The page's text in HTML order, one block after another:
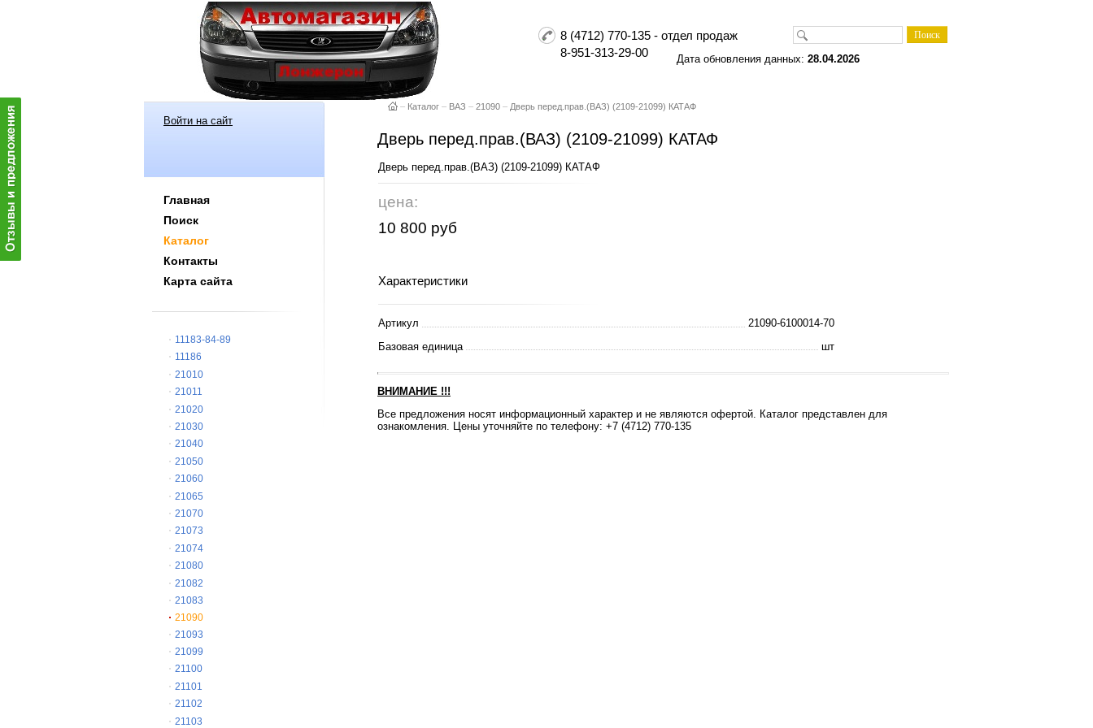
8 (4712) 770-135 - отдел продаж
8-951-313-29-00
Дата обновления данных: 28.04.2026
Войти на сайт
Главная
Поиск
Каталог
Контакты
Карта сайта
11183-84-89
11186
21010
21011
21020
21030
21040
21050
21060
21065
21070
21073
21074
21080
21082
21083
21090
21093
21099
21100
21101
21102
21103
– Каталог – ВАЗ – 21090 – Дверь перед.прав.(ВАЗ) (2109-21099) КАТАФ
Дверь перед.прав.(ВАЗ) (2109-21099) КАТАФ
Дверь перед.прав.(ВАЗ) (2109-21099) КАТАФ
цена:
10 800 руб
Характеристики
Артикул
21090-6100014-70
Базовая единица
шт
ВНИМАНИЕ !!!
Все предложения носят информационный характер и не являются офертой. Каталог представлен для
ознакомления. Цены уточняйте по телефону: +7 (4712) 770-135